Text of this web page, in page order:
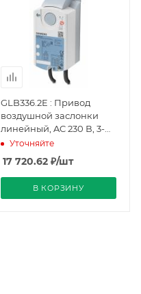
GLB336.2E : Привод
воздушной заслонки
линейный, AC 230 В, 3-
точечный, 250 Н, 150 с, 2
переключателя
(BPZ:GLB336.2E), Siemens
Уточняйте
17 720.62₽/шт
В КОРЗИНУ